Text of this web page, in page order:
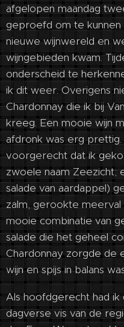
afgelopen maandag
geproefd om te
nieuwe wijnwereld en
wijngebieden kwam.
onderscheid te
ik dit weer. Overigens
Chardonnay die ik bij
kreeg. Een mooie wijn
afdronk was erg
voorgerecht dat ik
zwoele naam Zeezicht;
salade van aardappel)
zalm, gerookte meerval
mooie combinatie van
salade die het geheel
Chardonnay zorgde de
wijn en spijs in balans
Als hoofdgerecht had ik
dagverse vis van de